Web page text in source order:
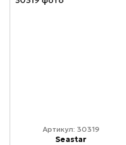
Артикул: 30319
Seastar